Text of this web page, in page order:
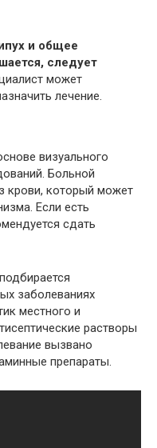
и общее
следует
может
лечение.
визуального
Больной
крови, который может
Если есть
сдать
заболеваниях
местного и
растворы
вызвано
препараты.